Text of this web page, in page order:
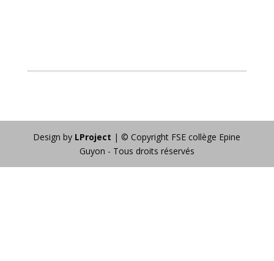
Design by LProject | © Copyright FSE collège Epine
Guyon - Tous droits réservés